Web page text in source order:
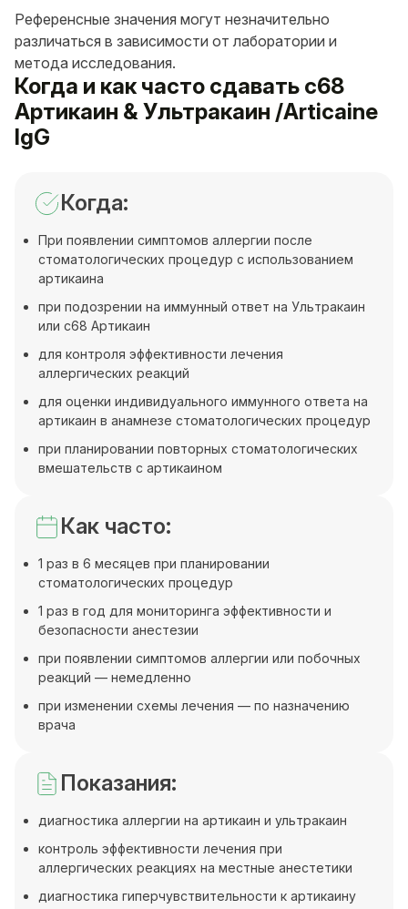
Референсные значения могут незначительно
различаться в зависимости от лаборатории и
метода исследования.
Когда и как часто сдавать c68
Артикаин & Ультракаин /Articaine
IgG
Когда:
При появлении симптомов аллергии после
стоматологических процедур с использованием
артикаина
при подозрении на иммунный ответ на Ультракаин
или c68 Артикаин
для контроля эффективности лечения
аллергических реакций
для оценки индивидуального иммунного ответа на
артикаин в анамнезе стоматологических процедур
при планировании повторных стоматологических
вмешательств с артикаином
Как часто:
1 раз в 6 месяцев при планировании
стоматологических процедур
1 раз в год для мониторинга эффективности и
безопасности анестезии
при появлении симптомов аллергии или побочных
реакций — немедленно
при изменении схемы лечения — по назначению
врача
Показания:
диагностика аллергии на артикаин и ультракаин
контроль эффективности лечения при
аллергических реакциях на местные анестетики
диагностика гиперчувствительности к артикаину